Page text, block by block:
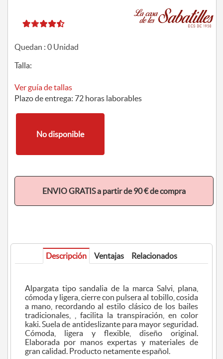
Quedan : 0Unidad
Talla:
Ver guía de tallas
Plazo de entrega: 72 horas laborables
No disponible
ENVIO GRATIS a partir de 90 € de compra
Descripción Ventajas Relacionados
Alpargata tipo sandalia de la marca Salvi, plana,
cómoda y ligera, cierre con pulsera al tobillo, cosida
a mano, recordando al estilo clásico de los bailes
tradicionales, , facilita la transpiración, en color
kaki. Suela de antideslizante para mayor seguridad.
Cómoda, ligera y flexible, diseño original.
Elaborada por manos expertas y materiales de
gran calidad. Producto netamente español.